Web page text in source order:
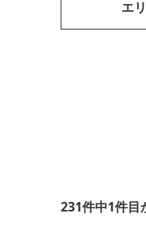
エ
231件中1件目